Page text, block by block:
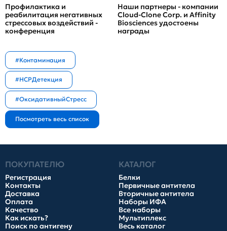
Профилактика и
реабилитация негативных
стрессовых воздействий -
конференция
Наши партнеры - компании
Cloud-Clone Corp. и Affinity
Biosciences удостоены
награды
#Контаминация
#HCPДетекция
#ОксидативныйСтресс
ПОКУПАТЕЛЮ
Регистрация
Контакты
Доставка
Оплата
Качество
Как искать?
Поиск по антигену
КАТАЛОГ
Белки
Первичные антитела
Вторичные антитела
Наборы ИФА
Все наборы
Мультиплекс
Весь каталог